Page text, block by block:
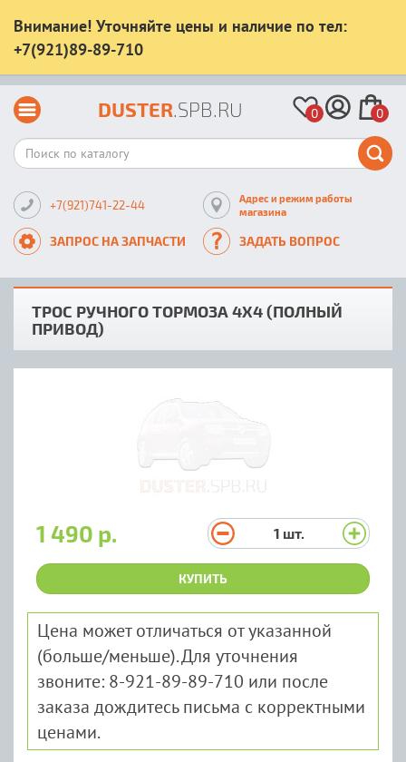
Внимание! Уточняйте цены и наличие по тел:
+7(921)89-89-710
DUSTER.SPB.RU 0 0
+7(921)741-22-44
Адрес и режим работы
магазина
ЗАПРОС НА ЗАПЧАСТИ ЗАДАТЬ ВОПРОС
ТРОС РУЧНОГО ТОРМОЗА 4Х4 (ПОЛНЫЙ
ПРИВОД)
1 490 р. 1 шт.
КУПИТЬ
Цена может отличаться от указанной
(больше/меньше). Для уточнения
звоните: 8-921-89-89-710 или после
заказа дождитесь письма с корректными
ценами.